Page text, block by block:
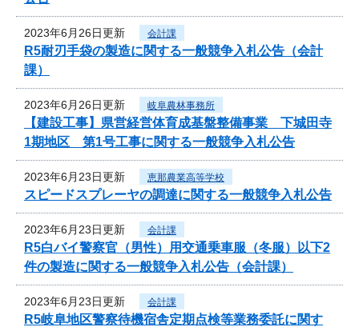
2023年6月26日更新 会計課
R5耐刃手袋の製造に関する一般競争入札公告（会計
課）
2023年6月26日更新 岐阜農林事務所
【建設工事】県営経営体育成基盤整備事業 下城田寺
1期地区 第1号工事に関する一般競争入札公告
2023年6月23日更新 恵那農業高等学校
スピードスプレーヤの調達に関する一般競争入札公告
2023年6月23日更新 会計課
R5白バイ警察官（男性）用交通乗車服（冬服）以下2
件の製造に関する一般競争入札公告（会計課）
2023年6月23日更新 会計課
R5岐阜地区警察待機宿舎定期点検等業務委託に関す